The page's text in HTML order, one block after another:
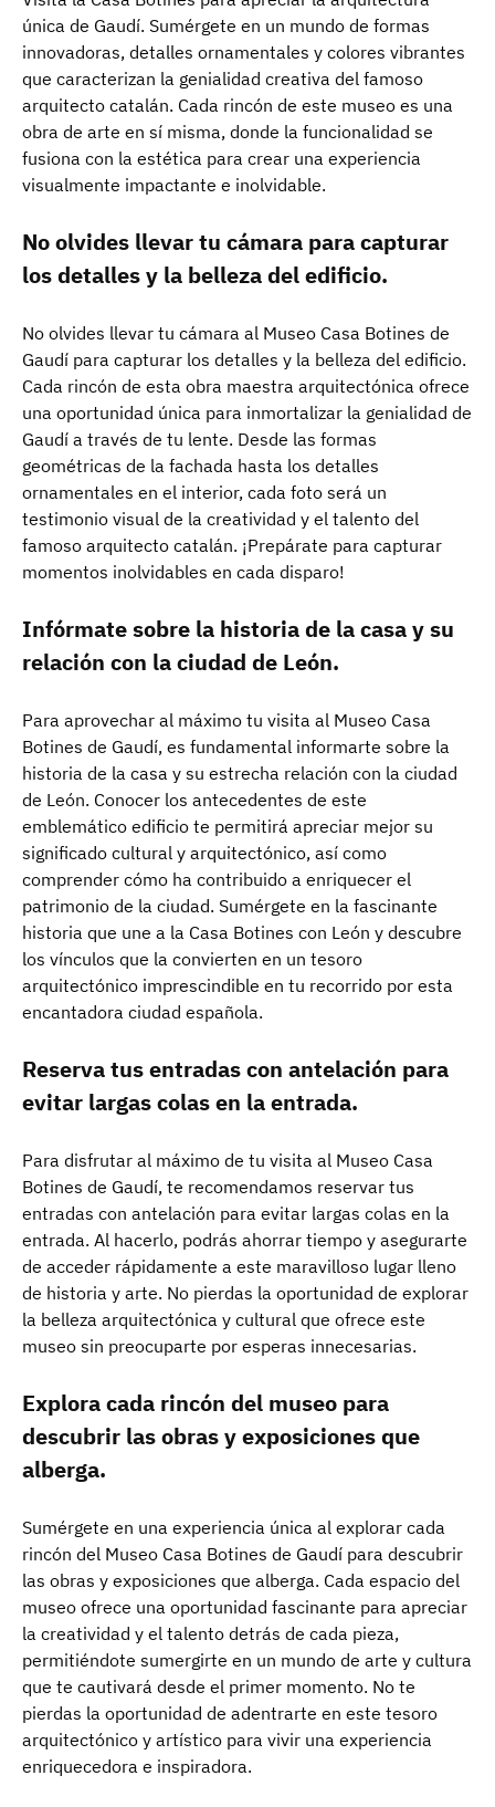
única de Gaudí. Sumérgete en un mundo de formas
innovadoras, detalles ornamentales y colores vibrantes
que caracterizan la genialidad creativa del famoso
arquitecto catalán. Cada rincón de este museo es una
obra de arte en sí misma, donde la funcionalidad se
fusiona con la estética para crear una experiencia
visualmente impactante e inolvidable.
No olvides llevar tu cámara para capturar
los detalles y la belleza del edificio.
No olvides llevar tu cámara al Museo Casa Botines de
Gaudí para capturar los detalles y la belleza del edificio.
Cada rincón de esta obra maestra arquitectónica ofrece
una oportunidad única para inmortalizar la genialidad de
Gaudí a través de tu lente. Desde las formas
geométricas de la fachada hasta los detalles
ornamentales en el interior, cada foto será un
testimonio visual de la creatividad y el talento del
famoso arquitecto catalán. ¡Prepárate para capturar
momentos inolvidables en cada disparo!
Infórmate sobre la historia de la casa y su
relación con la ciudad de León.
Para aprovechar al máximo tu visita al Museo Casa
Botines de Gaudí, es fundamental informarte sobre la
historia de la casa y su estrecha relación con la ciudad
de León. Conocer los antecedentes de este
emblemático edificio te permitirá apreciar mejor su
significado cultural y arquitectónico, así como
comprender cómo ha contribuido a enriquecer el
patrimonio de la ciudad. Sumérgete en la fascinante
historia que une a la Casa Botines con León y descubre
los vínculos que la convierten en un tesoro
arquitectónico imprescindible en tu recorrido por esta
encantadora ciudad española.
Reserva tus entradas con antelación para
evitar largas colas en la entrada.
Para disfrutar al máximo de tu visita al Museo Casa
Botines de Gaudí, te recomendamos reservar tus
entradas con antelación para evitar largas colas en la
entrada. Al hacerlo, podrás ahorrar tiempo y asegurarte
de acceder rápidamente a este maravilloso lugar lleno
de historia y arte. No pierdas la oportunidad de explorar
la belleza arquitectónica y cultural que ofrece este
museo sin preocuparte por esperas innecesarias.
Explora cada rincón del museo para
descubrir las obras y exposiciones que
alberga.
Sumérgete en una experiencia única al explorar cada
rincón del Museo Casa Botines de Gaudí para descubrir
las obras y exposiciones que alberga. Cada espacio del
museo ofrece una oportunidad fascinante para apreciar
la creatividad y el talento detrás de cada pieza,
permitiéndote sumergirte en un mundo de arte y cultura
que te cautivará desde el primer momento. No te
pierdas la oportunidad de adentrarte en este tesoro
arquitectónico y artístico para vivir una experiencia
enriquecedora e inspiradora.